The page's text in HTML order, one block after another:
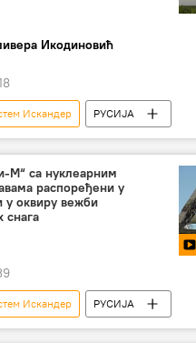
Икодиновић
Искандер
РУСИЈА
Русија – политика
и наоружање
Свет
нуклеарно оружје
Циркон
Александар Лукашенко
М“ са нуклеарним
распоређени у
у оквиру вежби
снага
Искандер
РУСИЈА
Белорусија